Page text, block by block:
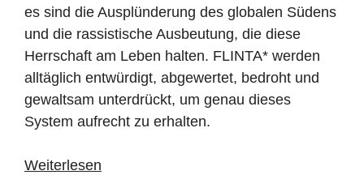
es sind die Ausplünderung des globalen Südens
und die rassistische Ausbeutung, die diese
Herrschaft am Leben halten. FLINTA* werden
alltäglich entwürdigt, abgewertet, bedroht und
gewaltsam unterdrückt, um genau dieses
System aufrecht zu erhalten.
Weiterlesen